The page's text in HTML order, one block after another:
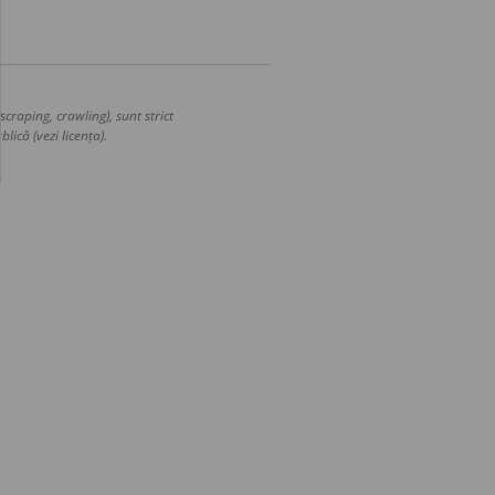
crawling), sunt strict
(vezi licența).